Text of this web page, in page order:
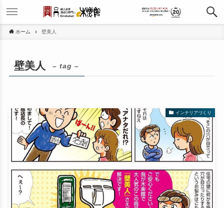
ホーム 壁美人
壁美人 – tag –
インテリアづくり